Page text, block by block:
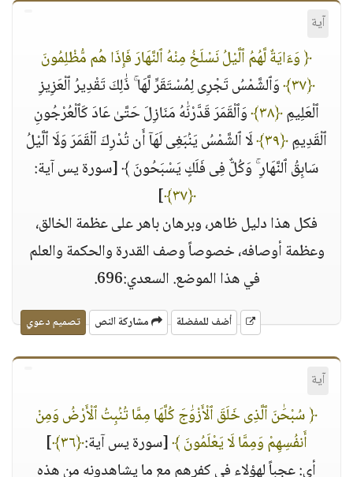
آية
﴿ وَءَايَةٌ لَّهُمُ ٱلَّيْلُ نَسْلَخُ مِنْهُ ٱلنَّهَارَ فَإِذَا هُم مُّظْلِمُونَ
﴿٣٧﴾
وَٱلشَّمْسُ تَجْرِى لِمُسْتَقَرٍّ لَّهَا ۚ ذَٰلِكَ تَقْدِيرُ ٱلْعَزِيزِ
ٱلْعَلِيمِ﴿٣٨﴾
وَٱلْقَمَرَ قَدَّرْنَٰهُ مَنَازِلَ حَتَّىٰ عَادَ كَٱلْعُرْجُونِ
ٱلْقَدِيمِ﴿٣٩﴾
لَا ٱلشَّمْسُ يَنۢبَغِى لَهَآ أَن تُدْرِكَ ٱلْقَمَرَ وَلَا ٱلَّيْلُ
سَابِقُ ٱلنَّهَارِ ۚ وَكُلٌّ فِى فَلَكٍ يَسْبَحُونَ ﴾ [سورة يس آية:
﴿٣٧﴾
]
فكل هذا دليل ظاهر، وبرهان باهر على عظمة الخالق،
وعظمة أوصافه، خصوصاً وصف القدرة والحكمة والعلم
في هذا الموضع. السعدي:696.
أضف للمفضلة مشاركة النص تصميم دعوي
آية
﴿ سُبْحَٰنَ ٱلَّذِى خَلَقَ ٱلْأَزْوَٰجَ كُلَّهَا مِمَّا تُنۢبِتُ ٱلْأَرْضُ وَمِنْ
أَنفُسِهِمْ وَمِمَّا لَا يَعْلَمُونَ ﴾[سورة يس آية:﴿٣٦﴾
]
أي: عجباً لهؤلاء في كفرهم مع ما يشاهدونه من هذه